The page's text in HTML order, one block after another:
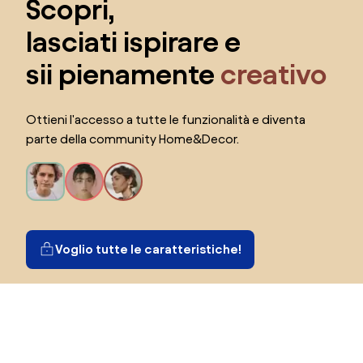
Scopri,
lasciati ispirare e
sii pienamente creativo
Ottieni l'accesso a tutte le funzionalità e diventa
parte della community Home&Decor.
Voglio tutte le caratteristiche!